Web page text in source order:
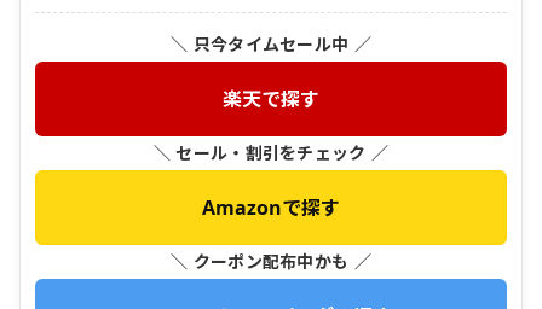
＼ 只今タイムセール中 ／
楽天で探す
＼ セール・割引をチェック ／
Amazonで探す
＼ クーポン配布中かも ／